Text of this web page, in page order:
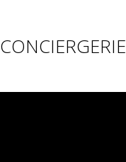
CONCIERGERIE